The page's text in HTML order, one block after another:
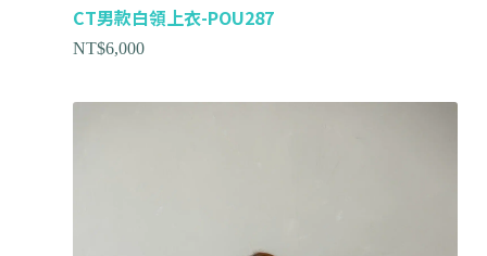
CT男款白領上衣-POU287
NT$6,000